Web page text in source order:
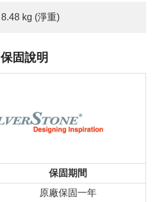
8.48 kg (淨重)
保固說明
保固期間
原廠保固一年